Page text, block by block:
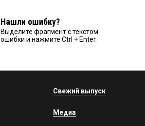
Нашли ошибку?
Выделите фрагмент с текстом
ошибки и нажмите Ctrl + Enter.
Свежий выпуск
Медиа